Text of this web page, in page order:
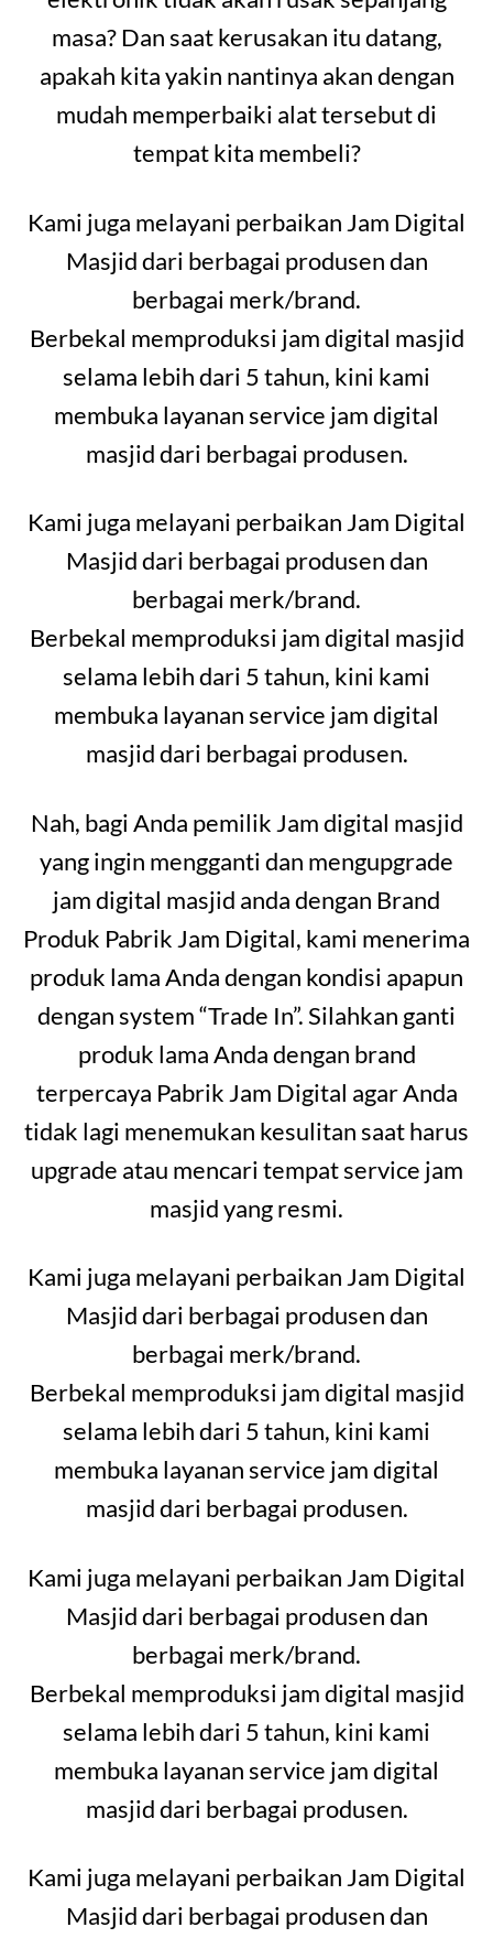
masa? Dan saat kerusakan itu datang,
apakah kita yakin nantinya akan dengan
mudah memperbaiki alat tersebut di
tempat kita membeli?
Kami juga melayani perbaikan Jam Digital
Masjid dari berbagai produsen dan
berbagai merk/brand.
Berbekal memproduksi jam digital masjid
selama lebih dari 5 tahun, kini kami
membuka layanan service jam digital
masjid dari berbagai produsen.
Kami juga melayani perbaikan Jam Digital
Masjid dari berbagai produsen dan
berbagai merk/brand.
Berbekal memproduksi jam digital masjid
selama lebih dari 5 tahun, kini kami
membuka layanan service jam digital
masjid dari berbagai produsen.
Nah, bagi Anda pemilik Jam digital masjid
yang ingin mengganti dan mengupgrade
jam digital masjid anda dengan Brand
Produk Pabrik Jam Digital, kami menerima
produk lama Anda dengan kondisi apapun
dengan system “Trade In”. Silahkan ganti
produk lama Anda dengan brand
terpercaya Pabrik Jam Digital agar Anda
tidak lagi menemukan kesulitan saat harus
upgrade atau mencari tempat service jam
masjid yang resmi.
Kami juga melayani perbaikan Jam Digital
Masjid dari berbagai produsen dan
berbagai merk/brand.
Berbekal memproduksi jam digital masjid
selama lebih dari 5 tahun, kini kami
membuka layanan service jam digital
masjid dari berbagai produsen.
Kami juga melayani perbaikan Jam Digital
Masjid dari berbagai produsen dan
berbagai merk/brand.
Berbekal memproduksi jam digital masjid
selama lebih dari 5 tahun, kini kami
membuka layanan service jam digital
masjid dari berbagai produsen.
Kami juga melayani perbaikan Jam Digital
Masjid dari berbagai produsen dan